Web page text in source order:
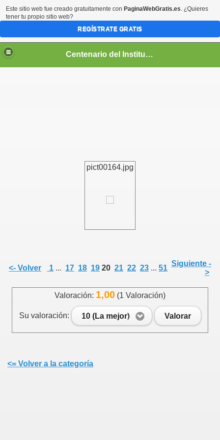
Centenario del Instituto Nacional de Panamá
pict00164.jpg
<- Volver 1 ... 17 18 19 20 21 22 23 ... 51
Siguiente -
>
Valoración: 1,00 (1 Valoración)
Su valoración: 10 (La mejor) Valorar
<= Volver a la categoría
Este sitio web fue creado gratuitamente con PaginaWebGratis.es. ¿Quieres
tener tu propio sitio web?
REGÍSTRATE GRATIS